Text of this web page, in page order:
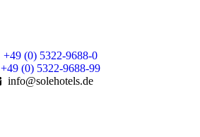
+49 (0) 5322-9688-0
+49 (0) 5322-9688-99
info@solehotels.de